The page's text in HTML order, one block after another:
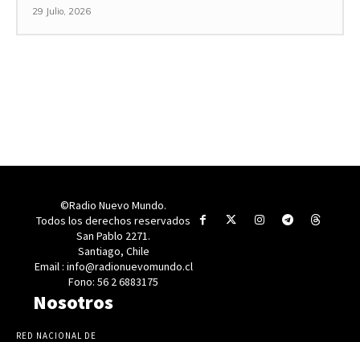
29 Julio, 2026
©Radio Nuevo Mundo.
Todos los derechos reservados
San Pablo 2271.
Santiago, Chile
Email : info@radionuevomundo.cl
Fono: 56 2 6883175
Nosotros
RED NACIONAL DE